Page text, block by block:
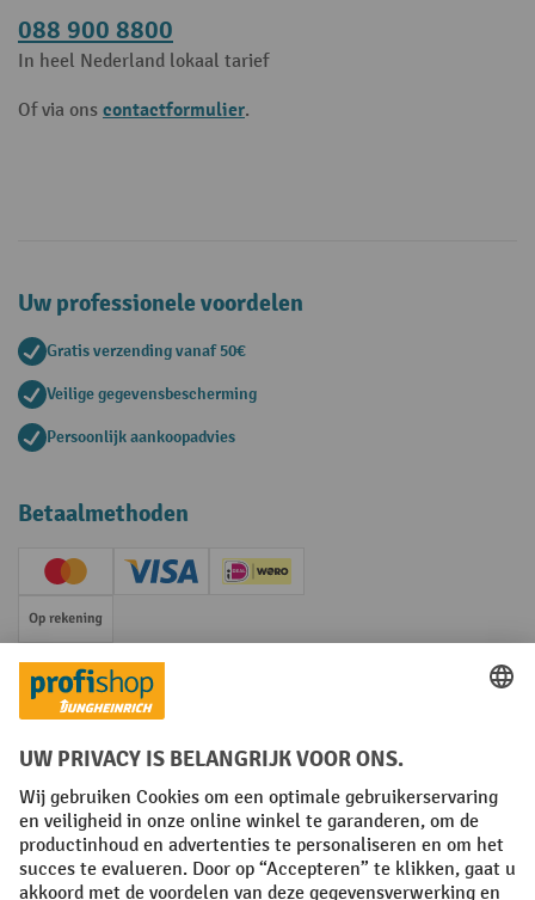
088 900 8800
In heel Nederland lokaal tarief
Of via ons contactformulier.
Uw professionele voordelen
Gratis verzending vanaf 50€
Veilige gegevensbescherming
Persoonlijk aankoopadvies
Betaalmethoden
Creditcard (Master)Creditcard (Visa)iDEAL | Wero
Op rekening
Sociale netwerken
Facebook
YouTube
LinkedIn
Instagram
Algemene leveringsvoorwaarden Copyright